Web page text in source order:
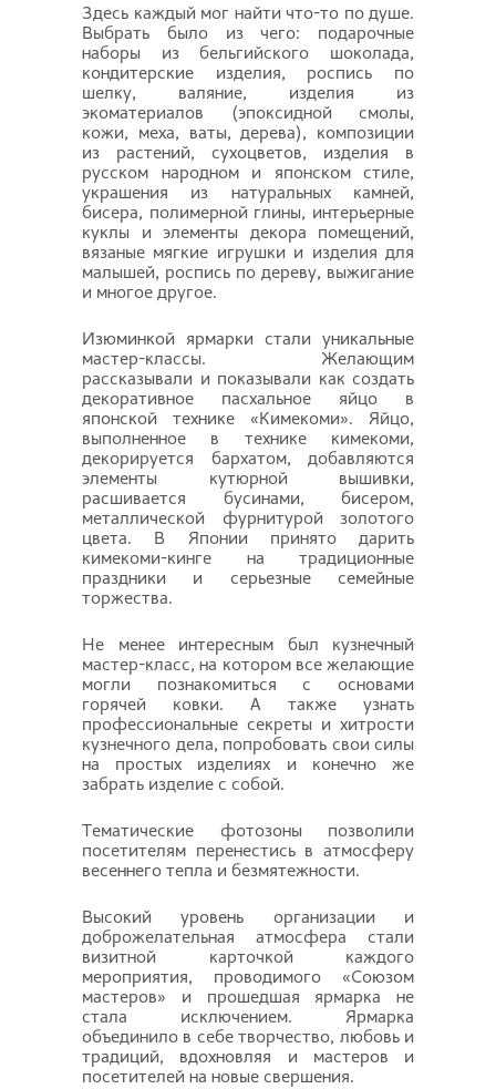
Здесь каждый мог найти что-то по душе.
Выбрать было из чего: подарочные
наборы из бельгийского шоколада,
кондитерские изделия, роспись по
шелку, валяние, изделия из
экоматериалов (эпоксидной смолы,
кожи, меха, ваты, дерева), композиции
из растений, сухоцветов, изделия в
русском народном и японском стиле,
украшения из натуральных камней,
бисера, полимерной глины, интерьерные
куклы и элементы декора помещений,
вязаные мягкие игрушки и изделия для
малышей, роспись по дереву, выжигание
и многое другое.
Изюминкой ярмарки стали уникальные
мастер-классы. Желающим
рассказывали и показывали как создать
декоративное пасхальное яйцо в
японской технике «Кимекоми». Яйцо,
выполненное в технике кимекоми,
декорируется бархатом, добавляются
элементы кутюрной вышивки,
расшивается бусинами, бисером,
металлической фурнитурой золотого
цвета. В Японии принято дарить
кимекоми-кинге на традиционные
праздники и серьезные семейные
торжества.
Не менее интересным был кузнечный
мастер-класс, на котором все желающие
могли познакомиться с основами
горячей ковки. А также узнать
профессиональные секреты и хитрости
кузнечного дела, попробовать свои силы
на простых изделиях и конечно же
забрать изделие с собой.
Тематические фотозоны позволили
посетителям перенестись в атмосферу
весеннего тепла и безмятежности.
Высокий уровень организации и
доброжелательная атмосфера стали
визитной карточкой каждого
мероприятия, проводимого «Союзом
мастеров» и прошедшая ярмарка не
стала исключением. Ярмарка
объединило в себе творчество, любовь и
традиций, вдохновляя и мастеров и
посетителей на новые свершения.